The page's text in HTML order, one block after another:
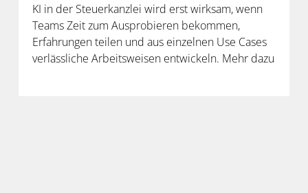
KI in der Steuerkanzlei wird erst wirksam, wenn
Teams Zeit zum Ausprobieren bekommen,
Erfahrungen teilen und aus einzelnen Use Cases
verlässliche Arbeitsweisen entwickeln. Mehr dazu